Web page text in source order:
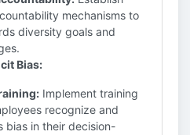
mechanisms to
diversity goals and
Bias:
Implement training
recognize and
bias in their decision-